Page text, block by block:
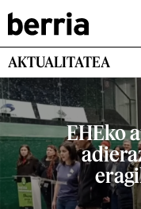
AKTUALITATEA
EHEko